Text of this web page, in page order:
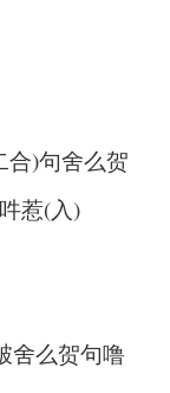
)句舍么贺
惹(入)
舍么贺句噜